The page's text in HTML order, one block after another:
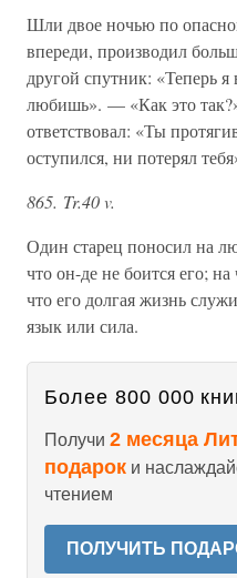
Шли двое ночью по
впереди, производил
другой спутник: «Теперь
любишь». — «Как это
ответствовал: «Ты
оступился, ни потерял
865. Tr.40 v.
Один старец поносил на
что он-де не боится его;
что его долгая жизнь
язык или сила.
Более 800 000
Получи 2 месяца
подарок и
чтением
ПОЛУЧИТЬ